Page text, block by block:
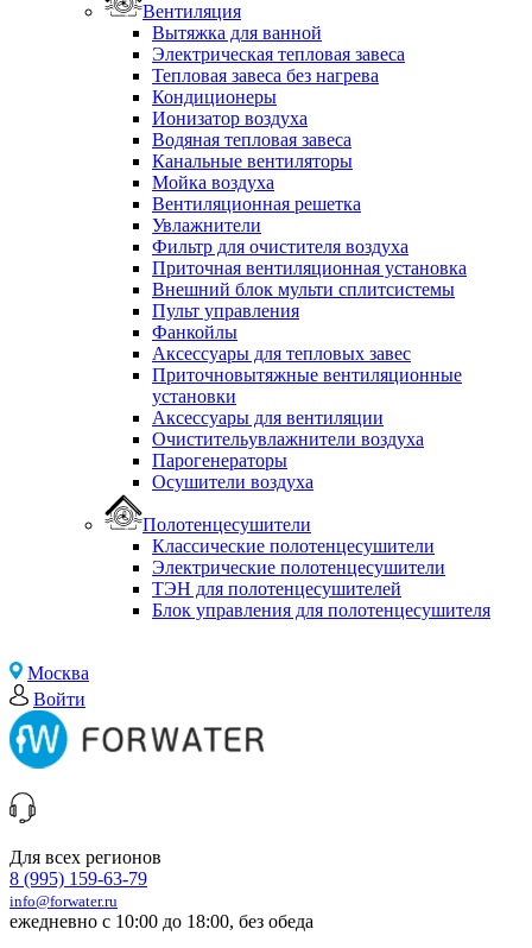
Вентиляция
Вытяжка для ванной
Электрическая тепловая завеса
Тепловая завеса без нагрева
Кондиционеры
Ионизатор воздуха
Водяная тепловая завеса
Канальные вентиляторы
Мойка воздуха
Вентиляционная решетка
Увлажнители
Фильтр для очистителя воздуха
Приточная вентиляционная установка
Внешний блок мульти сплитсистемы
Пульт управления
Фанкойлы
Аксессуары для тепловых завес
Приточновытяжные вентиляционные
установки
Аксессуары для вентиляции
Очистительувлажнители воздуха
Парогенераторы
Осушители воздуха
Полотенцесушители
Классические полотенцесушители
Электрические полотенцесушители
ТЭН для полотенцесушителей
Блок управления для полотенцесушителя
Москва
Войти
Для всех регионов
8 (995) 159-63-79
info@forwater.ru
ежедневно с 10:00 до 18:00, без обеда